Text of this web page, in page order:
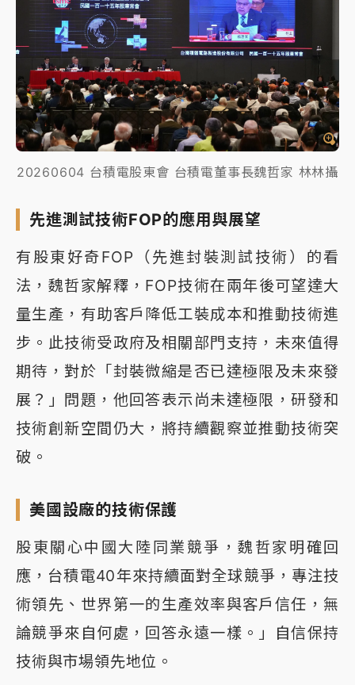
20260604 台積電股東會 台積電董事長魏哲家 林林攝
先進測試技術FOP的應用與展望
有股東好奇FOP（先進封裝測試技術）的看
法，魏哲家解釋，FOP技術在兩年後可望達大
量生產，有助客戶降低工裝成本和推動技術進
步。此技術受政府及相關部門支持，未來值得
期待，對於「封裝微縮是否已達極限及未來發
展？」問題，他回答表示尚未達極限，研發和
技術創新空間仍大，將持續觀察並推動技術突
破。
美國設廠的技術保護
股東關心中國大陸同業競爭，魏哲家明確回
應，台積電40年來持續面對全球競爭，專注技
術領先、世界第一的生產效率與客戶信任，無
論競爭來自何處，回答永遠一樣。」自信保持
技術與市場領先地位。